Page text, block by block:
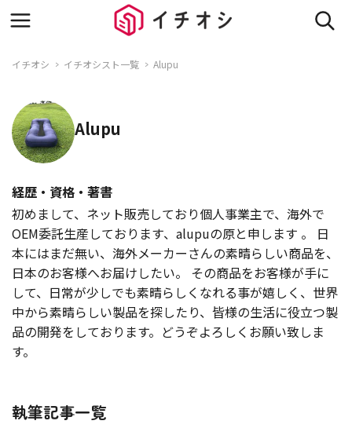
イチオシ イチオシスト一覧 Alupu
Alupu
経歴・資格・著書
初めまして、ネット販売しており個人事業主で、海外で
OEM委託生産しております、alupuの原と申します 。 日
本にはまだ無い、海外メーカーさんの素晴らしい商品を、
日本のお客様へお届けしたい。 その商品をお客様が手に
して、日常が少しでも素晴らしくなれる事が嬉しく、世界
中から素晴らしい製品を探したり、皆様の生活に役立つ製
品の開発をしております。どうぞよろしくお願い致しま
す。
執筆記事一覧